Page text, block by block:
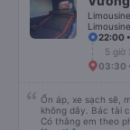
22:00
5 giờ
03:30
Ổn áp, xe sạch sẽ, máy
không dây. Bác tài
Có thằng em theo